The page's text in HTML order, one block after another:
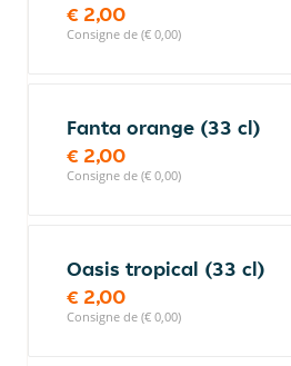
€ 2,00
Consigne de (€ 0,00)
Fanta orange (33 cl)
€ 2,00
Consigne de (€ 0,00)
Oasis tropical (33 cl)
€ 2,00
Consigne de (€ 0,00)